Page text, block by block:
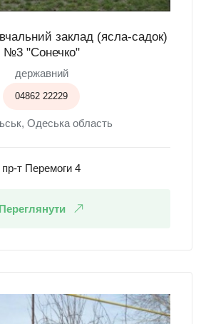
заклад (ясла-садок)
№3 "Сонечко"
державний
04862 22229
Одеська область
пр-т Перемоги 4
Переглянути